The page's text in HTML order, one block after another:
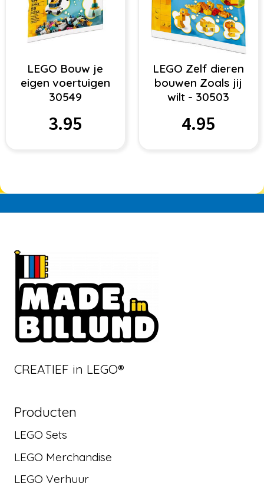
LEGO Bouw je
eigen voertuigen
30549
3.95
LEGO Zelf dieren
bouwen Zoals jij
wilt - 30503
4.95
CREATIEF in LEGO®
Producten
LEGO Sets
LEGO Merchandise
LEGO Verhuur